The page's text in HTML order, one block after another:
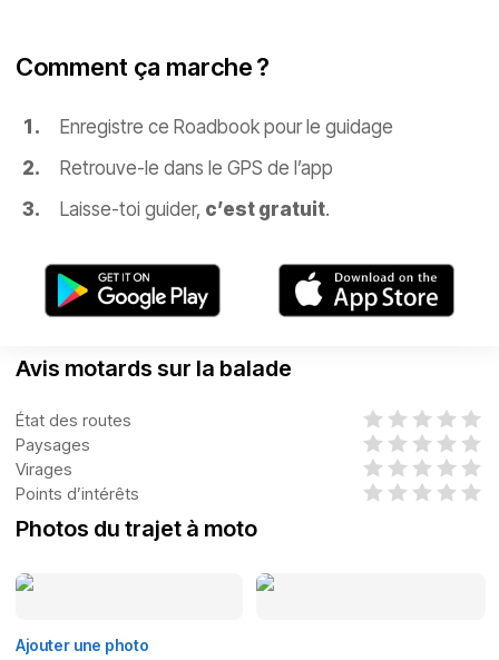
Comment ça marche ?
Enregistre ce Roadbook pour le guidage
Retrouve-le dans le GPS de l’app
Laisse-toi guider, c’est gratuit.
Avis motards sur la balade
État des routes
Paysages
Virages
Points d’intérêts
Photos du trajet à moto
Ajouter une photo